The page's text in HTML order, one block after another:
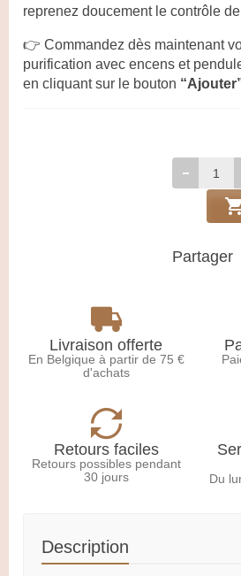
reprenez doucement le contrôle
👉 Commandez dès maintenant
purification avec encens et
en cliquant sur le bouton
Partager
Livraison offerte
En Belgique à partir de 75 €
d'achats
Retours faciles
Retours possibles pendant
30 jours
Du
Description